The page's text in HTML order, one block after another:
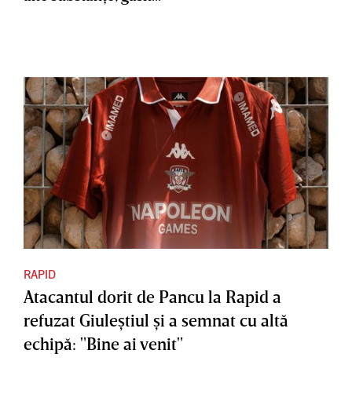
RAPID
Atacantul dorit de Pancu la Rapid a
refuzat Giuleştiul şi a semnat cu altă
echipă: "Bine ai venit"